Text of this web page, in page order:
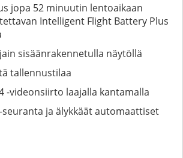
jopa 52 minuutin lentoaikaan
Intelligent Flight Battery Plus
sisäänrakennetulla näytöllä
tallennustilaa
-videonsiirto laajalla kantamalla
seuranta ja älykkäät automaattiset